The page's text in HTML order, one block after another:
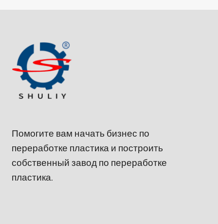
Помогите вам начать бизнес по
переработке пластика и построить
собственный завод по переработке
пластика.